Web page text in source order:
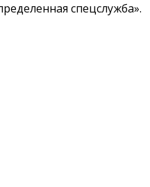
спецслужба».